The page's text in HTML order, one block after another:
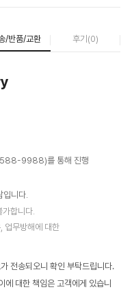
/반품/교환 후기(0)
9988)를 통해 진행
니다.
합니다.
업무방해에 대한
전송되오니 확인 부탁드립니다.
대한 책임은 고객에게 있습니